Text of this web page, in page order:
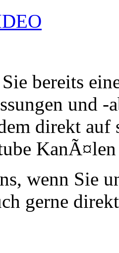
bereits
und -
direkt auf
wenn Sie
gerne